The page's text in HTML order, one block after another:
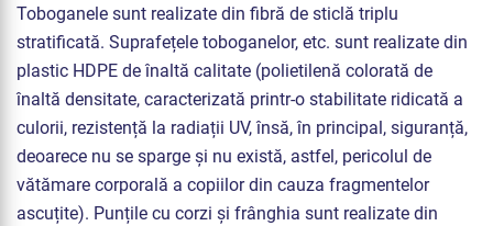
Toboganele sunt realizate din fibră de sticlă triplu
stratificată. Suprafețele toboganelor, etc. sunt realizate din
plastic HDPE de înaltă calitate (polietilenă colorată de
înaltă densitate, caracterizată printr-o stabilitate ridicată a
culorii, rezistență la radiații UV, însă, în principal, siguranță,
deoarece nu se sparge și nu există, astfel, pericolul de
vătămare corporală a copiilor din cauza fragmentelor
ascuțite). Punțile cu corzi și frânghia sunt realizate din